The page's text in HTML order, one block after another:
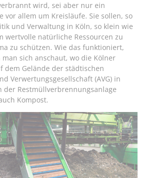
wird, sei aber nur ein
vor allem um Kreisläufe. Sie sollen, so
und Verwaltung in Köln, so klein wie
wertvolle natürliche Ressourcen zu
zu schützen. Wie das funktioniert,
sich anschaut, wo die Kölner
dem Gelände der städtischen
Verwertungsgesellschaft (AVG) in
der Restmüllverbrennungsanlage
Kompost.